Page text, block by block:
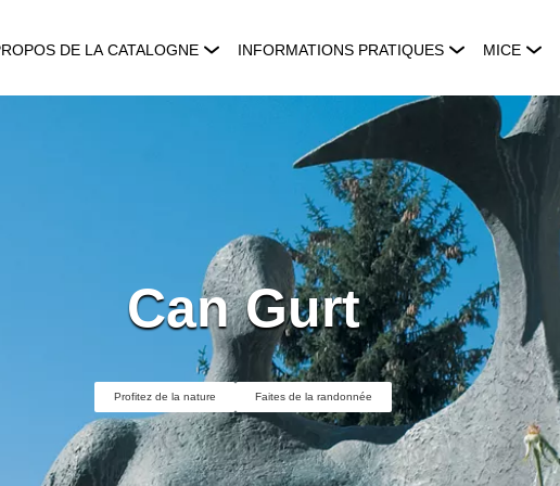
DE LA CATALOGNE INFORMATIONS PRATIQUES MICE
Can Gurt
Profitez de la nature Faites de la randonnée